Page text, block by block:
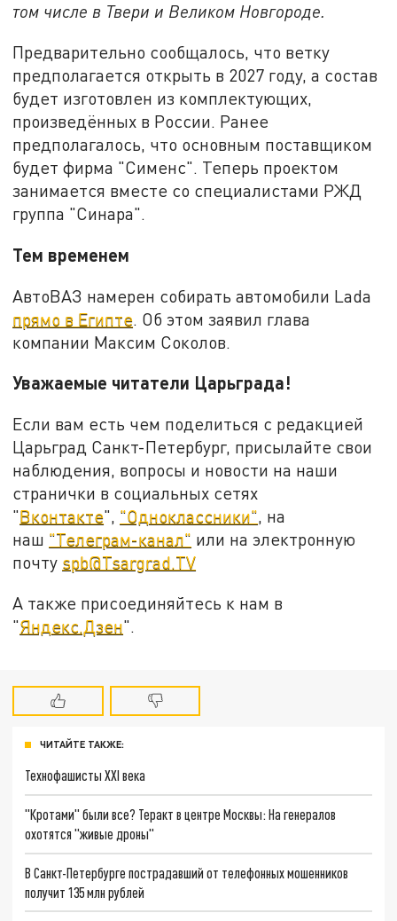
том числе в Твери и Великом Новгороде.
Предварительно сообщалось, что ветку
предполагается открыть в 2027 году, а состав
будет изготовлен из комплектующих,
произведённых в России. Ранее
предполагалось, что основным поставщиком
будет фирма "Сименс". Теперь проектом
занимается вместе со специалистами РЖД
группа "Синара".
Тем временем
АвтоВАЗ намерен собирать автомобили Lada
прямо в Египте . Об этом заявил глава
компании Максим Соколов.
Уважаемые читатели Царьграда!
Если вам есть чем поделиться с редакцией
Царьград Санкт-Петербург, присылайте свои
наблюдения, вопросы и новости на наши
странички в социальных сетях
"Вконтакте", "Одноклассники", на
наш "Телеграм-канал" или на электронную
почту spb@Tsargrad.TV
А также присоединяйтесь к нам в
"Яндекс.Дзен".
ЧИТАЙТЕ ТАКЖЕ:
Технофашисты XXI века
"Кротами" были все? Теракт в центре Москвы: На генералов
охотятся "живые дроны"
В Санкт-Петербурге пострадавший от телефонных мошенников
получит 135 млн рублей